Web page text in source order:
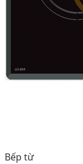
Bếp từ